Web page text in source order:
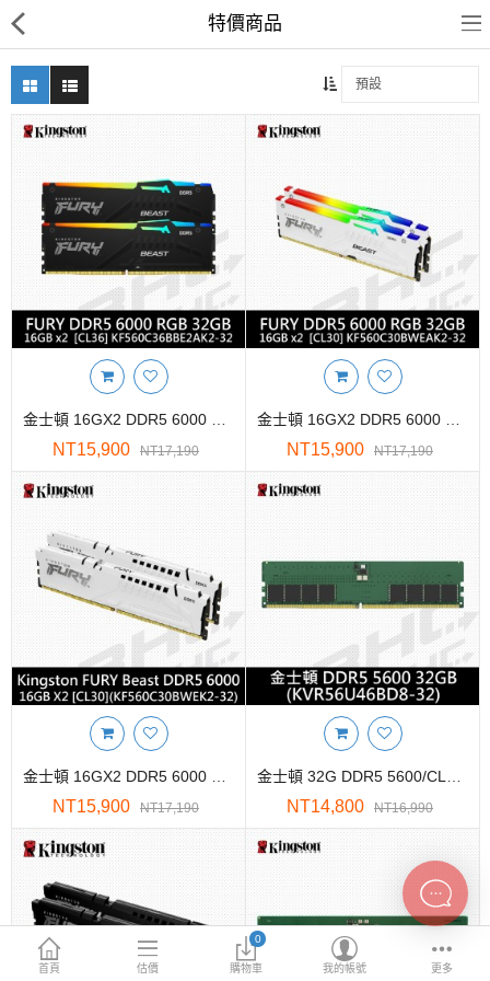
客訂商品
筆電
超值DIY主機
迷你PC專區
華碩品牌桌上型組裝機
記憶體
INTEL主機板
AMD主機板
2.5 SSD
內接式硬碟
外接隨身碟
More Categories
首頁 估價
0
購物車 我的帳號 更多
特價商品
NT15,900 NT17,190 NT15,900 NT17,190
NT15,900 NT17,190 NT14,800 NT16,990